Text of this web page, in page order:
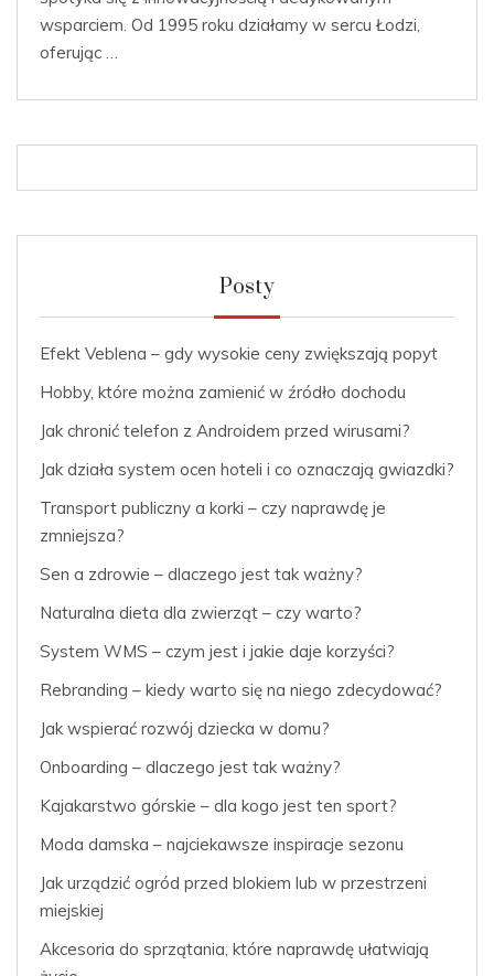
wsparciem. Od 1995 roku działamy w sercu Łodzi,
oferując …
Posty
Efekt Veblena – gdy wysokie ceny zwiększają popyt
Hobby, które można zamienić w źródło dochodu
Jak chronić telefon z Androidem przed wirusami?
Jak działa system ocen hoteli i co oznaczają gwiazdki?
Transport publiczny a korki – czy naprawdę je
zmniejsza?
Sen a zdrowie – dlaczego jest tak ważny?
Naturalna dieta dla zwierząt – czy warto?
System WMS – czym jest i jakie daje korzyści?
Rebranding – kiedy warto się na niego zdecydować?
Jak wspierać rozwój dziecka w domu?
Onboarding – dlaczego jest tak ważny?
Kajakarstwo górskie – dla kogo jest ten sport?
Moda damska – najciekawsze inspiracje sezonu
Jak urządzić ogród przed blokiem lub w przestrzeni
miejskiej
Akcesoria do sprzątania, które naprawdę ułatwiają